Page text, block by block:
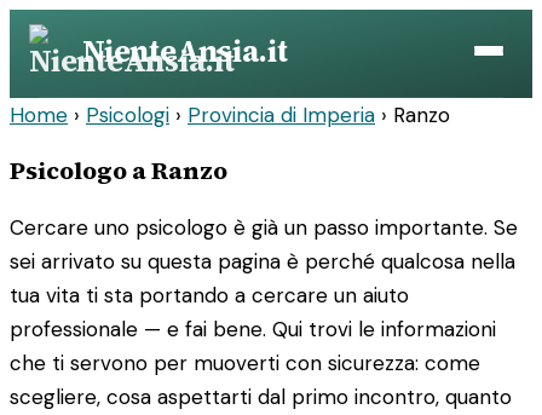
Vai
contenuto
NienteAnsia.it
Home › Psicologi › Provincia di Imperia › Ranzo
Psicologo a Ranzo
Cercare uno psicologo è già un passo importante. Se
sei arrivato su questa pagina è perché qualcosa nella
tua vita ti sta portando a cercare un aiuto
professionale — e fai bene. Qui trovi le informazioni
che ti servono per muoverti con sicurezza: come
scegliere, cosa aspettarti dal primo incontro, quanto